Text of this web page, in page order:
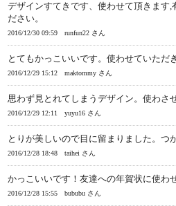
デザインすてきです、使わせて頂きます,
ださい。
2016/12/30 09:59 runfun22 さん
とてもかっこいいです。使わせていただ
2016/12/29 15:12 maktommy さん
思わず見とれてしまうデザイン。使わさ
2016/12/29 12:11 yuyu16 さん
とりが美しいので目に留まりました。つ
2016/12/28 18:48 taihei さん
かっこいいです！友達への年賀状に使わ
2016/12/28 15:55 bububu さん